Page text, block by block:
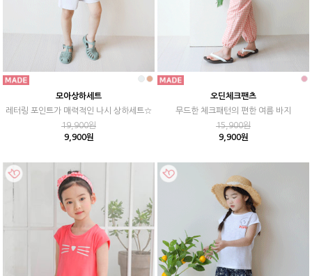
모아상하세트
레터링 포인트가 매력적인 나시 상하세트☆
19,900원
9,900원
오딘체크팬츠
무드한 체크패턴의 편한 여름 바지
15,900원
9,900원